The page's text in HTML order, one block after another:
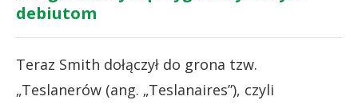
debiutom
Teraz Smith dołączył do grona tzw.
„Teslanerów (ang. „Teslanaires”), czyli